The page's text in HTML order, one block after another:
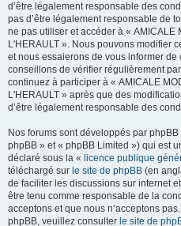
d’être légalement responsable des
pas d’être légalement responsable de
ne pas utiliser et accéder à « AMICALE
L'HERAULT ». Nous pouvons modifier
et nous essaierons de vous informer
conseillons de vérifier régulièrement
continuez à participer à « AMICALE
L'HERAULT » après que des
d’être légalement responsable des
Nos forums sont développés par
phpBB » et « phpBB Limited ») qui est
déclaré sous la « licence publique
téléchargé sur le site de phpBB (en
de faciliter les discussions sur internet
être tenu comme responsable de la
acceptons et que nous n’acceptons
phpBB, veuillez consulter le site de